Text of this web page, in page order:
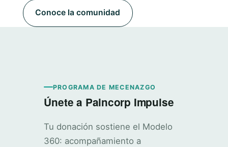
Conoce la comunidad
PROGRAMA DE MECENAZGO
Únete a Paincorp Impulse
Tu donación sostiene el Modelo
360: acompañamiento a